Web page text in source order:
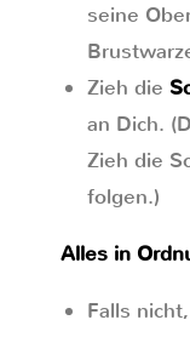
seine
Zieh die
an Dich.
Zieh die
folgen.)
Alles in
Falls